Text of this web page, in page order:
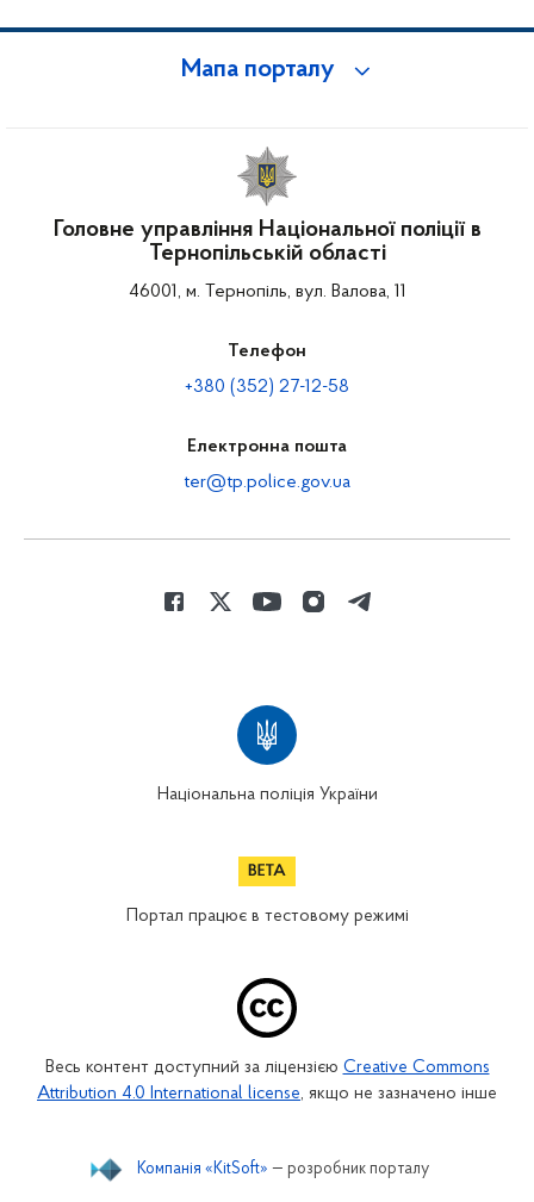
Мапа порталу
Головне управління Національної поліції в
Тернопільській області
46001, м. Тернопіль, вул. Валова, 11
Телефон
+380 (352) 27-12-58
Електронна пошта
ter@tp.police.gov.ua
Національна поліція України
Портал працює в тестовому режимі
Весь контент доступний за ліцензією Creative Commons
Attribution 4.0 International license, якщо не зазначено інше
Компанія «KitSoft» — розробник порталу